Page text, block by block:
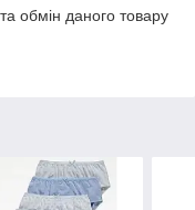
обмін даного товару